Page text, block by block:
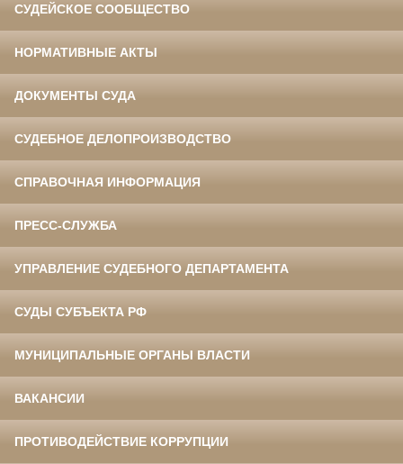
СУДЕЙСКОЕ СООБЩЕСТВО
НОРМАТИВНЫЕ АКТЫ
ДОКУМЕНТЫ СУДА
СУДЕБНОЕ ДЕЛОПРОИЗВОДСТВО
СПРАВОЧНАЯ ИНФОРМАЦИЯ
ПРЕСС-СЛУЖБА
УПРАВЛЕНИЕ СУДЕБНОГО ДЕПАРТАМЕНТА
СУДЫ СУБЪЕКТА РФ
МУНИЦИПАЛЬНЫЕ ОРГАНЫ ВЛАСТИ
ВАКАНСИИ
ПРОТИВОДЕЙСТВИЕ КОРРУПЦИИ